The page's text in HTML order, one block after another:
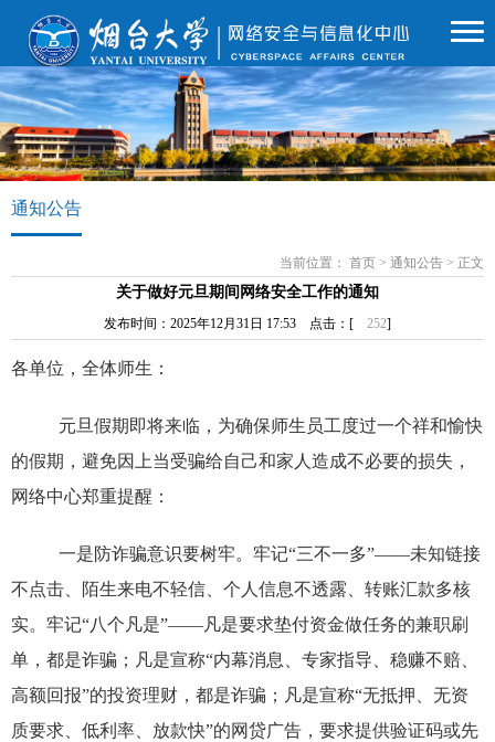
通知公告
当前位置： 首页 > 通知公告 > 正文
关于做好元旦期间网络安全工作的通知
发布时间：2025年12月31日 17:53 点击：[ 252]
各单位，全体师生：
元旦假期即将来临，为确保师生员工度过一个祥和愉快
的假期，避免因上当受骗给自己和家人造成不必要的损失，
网络中心郑重提醒：
一是防诈骗意识要树牢。 牢记“三不一多”——未知链接
不点击、陌生来电不轻信、个人信息不透露、转账汇款多核
实。牢记“八个凡是”——凡是要求垫付资金做任务的兼职刷
单，都是诈骗；凡是宣称“内幕消息、专家指导、稳赚不赔、
高额回报”的投资理财，都是诈骗；凡是宣称“无抵押、无资
质要求、低利率、放款快”的网贷广告，要求提供验证码或先